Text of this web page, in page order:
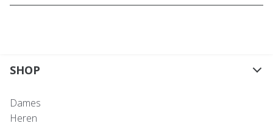
SHOP
Dames
Heren